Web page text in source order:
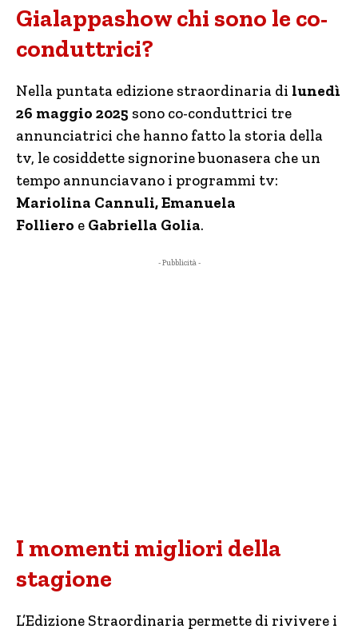
Gialappashow chi sono le co-
conduttrici?
Nella puntata edizione straordinaria di lunedì
26 maggio 2025 sono co-conduttrici tre
annunciatrici che hanno fatto la storia della
tv, le cosiddette signorine buonasera che un
tempo annunciavano i programmi tv:
Mariolina Cannuli, Emanuela
Folliero e Gabriella Golia.
- Pubblicità -
I momenti migliori della
stagione
L’Edizione Straordinaria permette di rivivere i